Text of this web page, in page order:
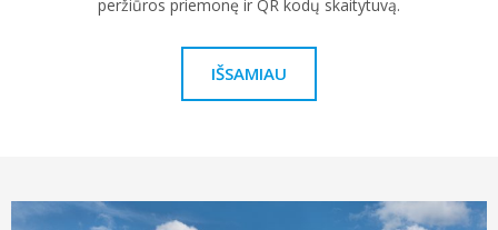
peržiūros priemonę ir QR kodų skaitytuvą.
IŠSAMIAU